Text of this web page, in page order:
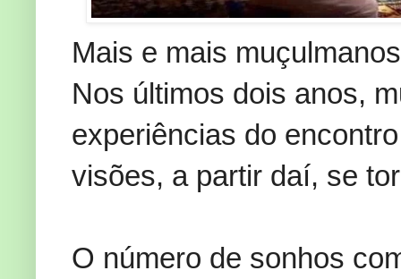
Mais e mais muçulmanos
Nos últimos dois anos,
experiências do
visões, a partir daí, se
O número de sonhos